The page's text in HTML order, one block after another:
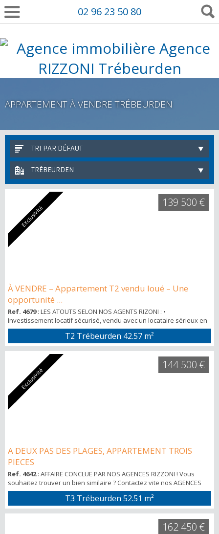
02 96 23 50 80
APPARTEMENT À VENDRE TRÉBEURDEN
TRI PAR DÉFAUT
TRÉBEURDEN
Exclusivité
À VENDRE – Appartement T2 vendu loué – Une
opportunité ...
Ref. 4679: LES ATOUTS SELON NOS AGENTS RIZONI : •
Investissement locatif sécurisé, vendu avec un locataire sérieux en
place depuis 11 ans. • Rentabilité immédiate, sans vacance locative
à prévoir. • Résidence sécurisée avec place de parking privative. •
Balcon sans vis-à-vis, offrant calme et confort au quotidien. •
Secteur recherché, idéal pour un investissement patrimonial.
T2 Trébeurden 42.57 m²
139 500 €
Exclusivité
A DEUX PAS DES PLAGES, APPARTEMENT TROIS
PIECES
Ref. 4642: AFFAIRE CONCLUE PAR NOS AGENCES RIZZONI ! Vous
souhaitez trouver un bien similaire ? Contactez vite nos AGENCES
au : 02 96 23 50 80 ou activez une alerte mail sur notre site :
www.agence-rizzoni.fr Situé a deux pas des plages et du port de
Trébeurden, au deuxième étage avec ascenseur d'une résidence
calme et sécurisée, venez découvrir ce joli trois pièces comprenant:
T3 Trébeurden 52.51 m²
144 500 €
162 450 €